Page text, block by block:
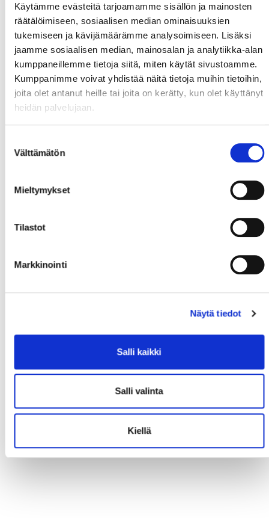
Käytämme evästeitä tarjoamamme sisällön ja mainosten
räätälöimiseen, sosiaalisen median ominaisuuksien
tukemiseen ja kävijämäärämme analysoimiseen. Lisäksi
jaamme sosiaalisen median, mainosalan ja analytiikka-alan
kumppaneillemme tietoja siitä, miten käytät sivustoamme.
Kumppanimme voivat yhdistää näitä tietoja muihin tietoihin,
joita olet antanut heille tai joita on kerätty, kun olet käyttänyt
heidän palvelujaan.
valinta
Välttämätön
Mieltymykset
Tilastot
Markkinointi
Näytä tiedot
Salli kaikki
Salli valinta
Kiellä